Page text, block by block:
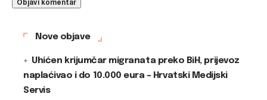
Nove objave
Uhićen krijumčar migranata preko BiH, prijevoz
naplaćivao i do 10.000 eura – Hrvatski Medijski
Servis